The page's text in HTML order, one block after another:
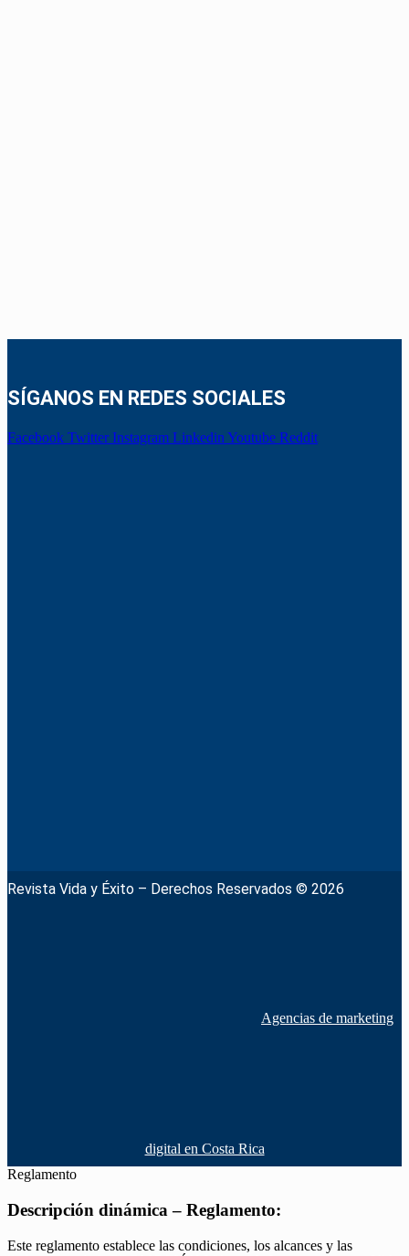
SÍGANOS EN REDES SOCIALES
Facebook Twitter Instagram Linkedin Youtube Reddit
Revista Vida y Éxito – Derechos Reservados © 2026
Agencias de marketing
digital en Costa Rica
Reglamento
Descripción dinámica – Reglamento:
Este reglamento establece las condiciones, los alcances y las